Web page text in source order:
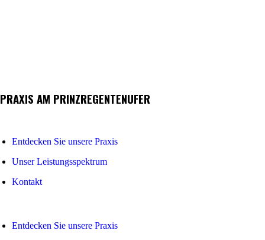
PRAXIS AM PRINZREGENTENUFER
Entdecken Sie unsere Praxis
Unser Leistungsspektrum
Kontakt
Entdecken Sie unsere Praxis